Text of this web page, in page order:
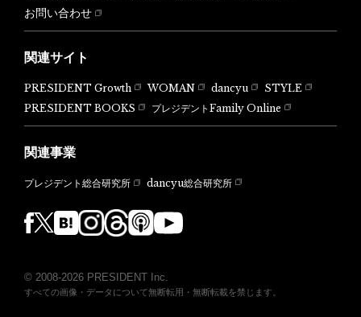
お問い合わせ
関連サイト
PRESIDENT Growth WOMAN dancyu
STYLE
PRESIDENT BOOKS
プレジデントFamily Online
関連事業
プレジデント総合研究所 dancyu総合研究所
© 2008-2026 PRESIDENT Inc.
すべての画像・データについて無断転用・無断転載を禁じます。